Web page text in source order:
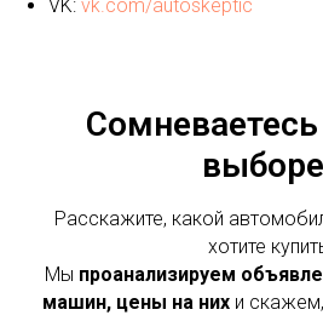
VK: vk.com/autoskeptic
Расскажите, какой
хотите
Мы проанализируем
машин, цены на нихи